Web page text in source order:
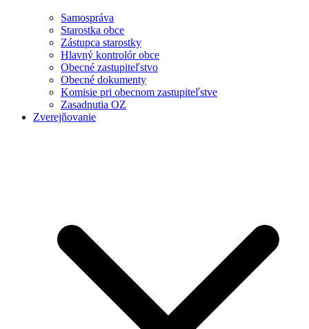
Samospráva
Starostka obce
Zástupca starostky
Hlavný kontrolór obce
Obecné zastupiteľstvo
Obecné dokumenty
Komisie pri obecnom zastupiteľstve
Zasadnutia OZ
Zverejňovanie